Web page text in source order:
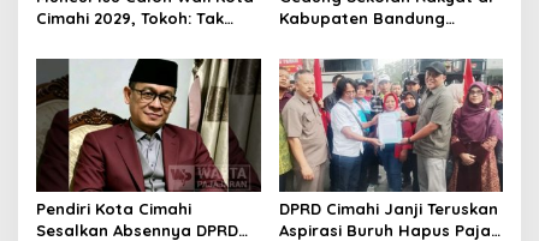
Cimahi 2029, Tokoh: Tak
Legitimasi Parpol
Kabupaten Bandung
Siap Tampung Dua Ribu
Siswa
Pendiri Kota Cimahi
Sesalkan Absennya DPRD
DPRD Cimahi Janji Teruskan
Aspirasi Buruh Hapus Pajak